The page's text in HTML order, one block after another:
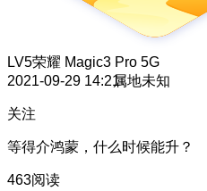
LV5荣耀 Magic3 Pro 5G
2021-09-29 14:21属地未知
关注
等得介鸿蒙，什么时候能升？
463阅读